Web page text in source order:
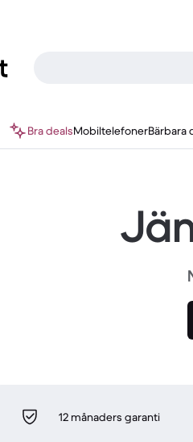
Bra dealsMobiltelefonerBärbara
12 månaders garanti